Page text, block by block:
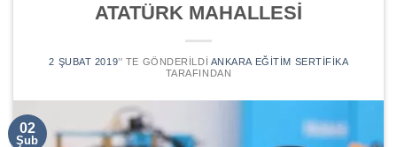
ATATÜRK MAHALLESİ
2 ŞUBAT 2019’' TE GÖNDERILDI ANKARA EĞITIM SERTIFIKA
TARAFINDAN
02
Şub